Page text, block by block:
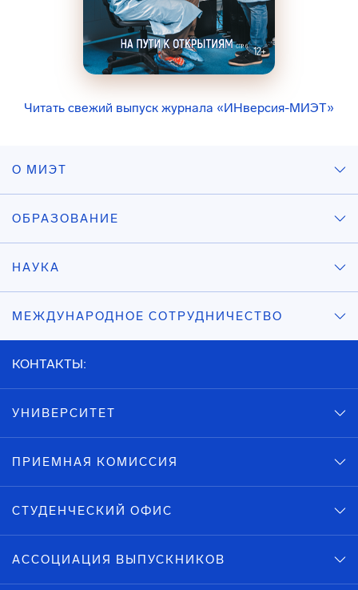
Читать свежий выпуск журнала «ИНверсия-МИЭТ»
О МИЭТ
ОБРАЗОВАНИЕ
НАУКА
МЕЖДУНАРОДНОЕ СОТРУДНИЧЕСТВО
КОНТАКТЫ:
УНИВЕРСИТЕТ
ПРИЕМНАЯ КОМИССИЯ
СТУДЕНЧЕСКИЙ ОФИС
АССОЦИАЦИЯ ВЫПУСКНИКОВ